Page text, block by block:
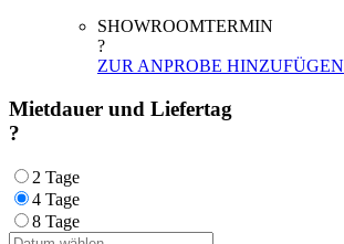
SHOWROOMTERMIN
?
ZUR ANPROBE HINZUFÜGEN
Mietdauer und Liefertag
?
2 Tage
4 Tage
8 Tage